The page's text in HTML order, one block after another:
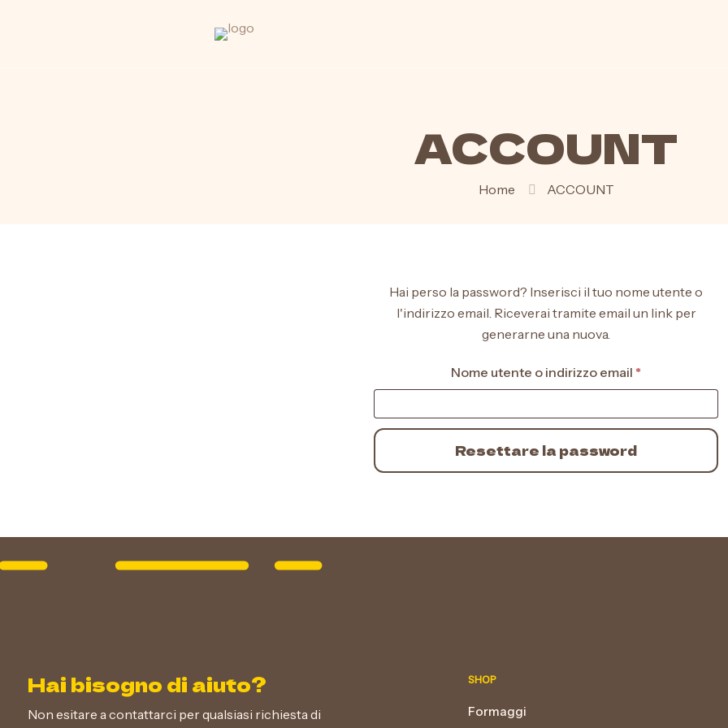
ACCOUNT
Home ACCOUNT
Hai perso la password? Inserisci il tuo nome utente o
l'indirizzo email. Riceverai tramite email un link per
generarne una nuova.
Nome utente o indirizzo email *
Resettare la password
Hai bisogno di aiuto?
Non esitare a contattarci per qualsiasi richiesta di
SHOP
Formaggi